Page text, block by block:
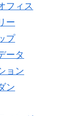
フィス
ー
プ
ータ
ョン
ン